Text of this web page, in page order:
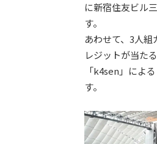
に新宿住友ビル
す。
あわせて、3人
レジットが当た
「k4sen」によ
す。